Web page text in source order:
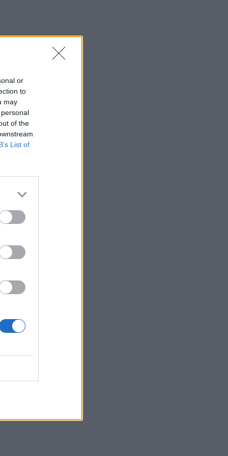
or
to
may
of the
List of
Εκτέλεσε τους παππούδες του και 6
άτομα σε σχολείο
έχουν τεράστιο οικονομικό κόστος